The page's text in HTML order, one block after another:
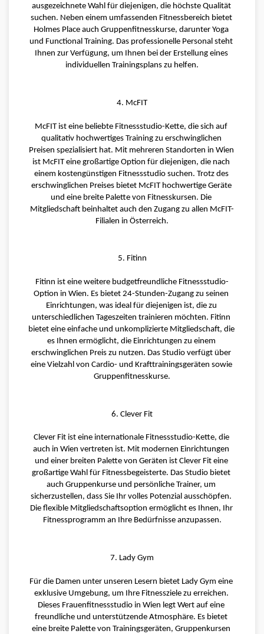
ausgezeichnete Wahl für diejenigen, die höchste Qualität
suchen. Neben einem umfassenden Fitnessbereich bietet
Holmes Place auch Gruppenfitnesskurse, darunter Yoga
und Functional Training. Das professionelle Personal steht
Ihnen zur Verfügung, um Ihnen bei der Erstellung eines
individuellen Trainingsplans zu helfen.
4. McFIT
McFIT ist eine beliebte Fitnessstudio-Kette, die sich auf
qualitativ hochwertiges Training zu erschwinglichen
Preisen spezialisiert hat. Mit mehreren Standorten in Wien
ist McFIT eine großartige Option für diejenigen, die nach
einem kostengünstigen Fitnessstudio suchen. Trotz des
erschwinglichen Preises bietet McFIT hochwertige Geräte
und eine breite Palette von Fitnesskursen. Die
Mitgliedschaft beinhaltet auch den Zugang zu allen McFIT-
Filialen in Österreich.
5. Fitinn
Fitinn ist eine weitere budgetfreundliche Fitnessstudio-
Option in Wien. Es bietet 24-Stunden-Zugang zu seinen
Einrichtungen, was ideal für diejenigen ist, die zu
unterschiedlichen Tageszeiten trainieren möchten. Fitinn
bietet eine einfache und unkomplizierte Mitgliedschaft, die
es Ihnen ermöglicht, die Einrichtungen zu einem
erschwinglichen Preis zu nutzen. Das Studio verfügt über
eine Vielzahl von Cardio- und Krafttrainingsgeräten sowie
Gruppenfitnesskurse.
6. Clever Fit
Clever Fit ist eine internationale Fitnessstudio-Kette, die
auch in Wien vertreten ist. Mit modernen Einrichtungen
und einer breiten Palette von Geräten ist Clever Fit eine
großartige Wahl für Fitnessbegeisterte. Das Studio bietet
auch Gruppenkurse und persönliche Trainer, um
sicherzustellen, dass Sie Ihr volles Potenzial ausschöpfen.
Die flexible Mitgliedschaftsoption ermöglicht es Ihnen, Ihr
Fitnessprogramm an Ihre Bedürfnisse anzupassen.
7. Lady Gym
Für die Damen unter unseren Lesern bietet Lady Gym eine
exklusive Umgebung, um Ihre Fitnessziele zu erreichen.
Dieses Frauenfitnessstudio in Wien legt Wert auf eine
freundliche und unterstützende Atmosphäre. Es bietet
eine breite Palette von Trainingsgeräten, Gruppenkursen